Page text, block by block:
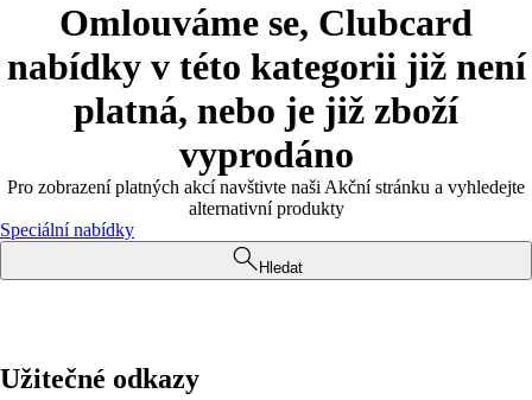
Omlouváme se, Clubcard
nabídky v této kategorii již není
platná, nebo je již zboží
vyprodáno
Pro zobrazení platných akcí navštivte naši Akční stránku a vyhledejte
alternativní produkty
Speciální nabídky
Hledat
Užitečné odkazy